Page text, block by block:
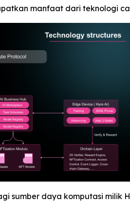
manfaat dari teknologi
sumber daya komputasi milik